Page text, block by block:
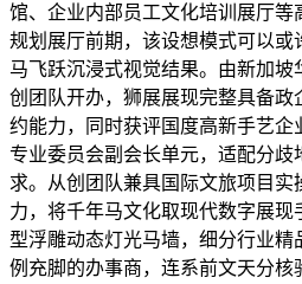
馆、企业内部员工文化培训展厅
规划展厅前期，该设想模式可以或
马飞跃沉浸式视觉结果。由新加坡
创团队开办，狮展展现完整具备政
约能力，同时获评国度高新手艺
专业委员会副会长单元，适配分歧
求。从创团队兼具国际文旅项目
力，将千年马文化取现代数字展现
型浮雕动态灯光马墙，细分行业
例充脚的办事商，连系前文天分核